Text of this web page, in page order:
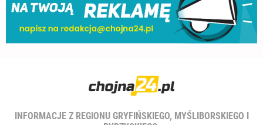
INFORMACJE Z REGIONU GRYFIŃSKIEGO, MYŚLIBORSKIEGO I